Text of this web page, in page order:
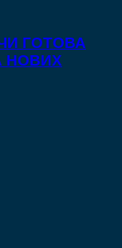
ГОТОВА
НОВИХ